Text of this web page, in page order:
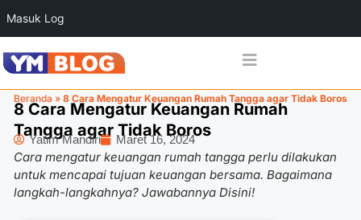
Masuk Log
Beranda » 8 Cara Mengatur Keuangan Rumah Tangga agar Tidak Boros
8 Cara Mengatur Keuangan Rumah
Tangga agar Tidak Boros
Yatim Mandiri Maret 16, 2024
Cara mengatur keuangan rumah tangga perlu dilakukan
untuk mencapai tujuan keuangan bersama. Bagaimana
langkah-langkahnya? Jawabannya Disini!